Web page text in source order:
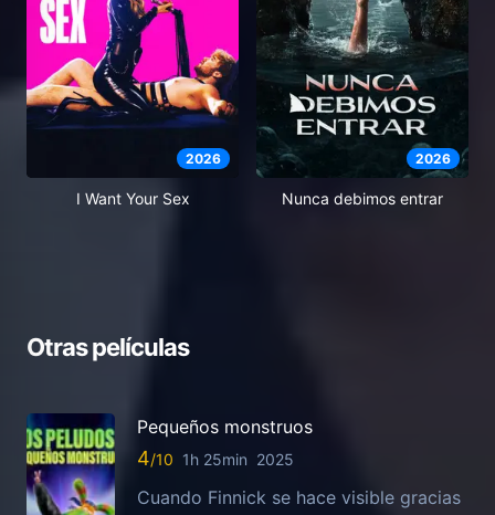
2026
I Want Your Sex
2026
Nunca debimos entrar
Otras películas
Pequeños monstruos
4 1h 25min 2025
Cuando Finnick se hace visible gracias